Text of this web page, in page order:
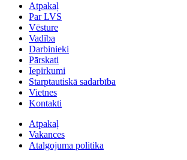
Atpakaļ
Par LVS
Vēsture
Vadība
Darbinieki
Pārskati
Iepirkumi
Starptautiskā sadarbība
Vietnes
Kontakti
Atpakaļ
Vakances
Atalgojuma politika